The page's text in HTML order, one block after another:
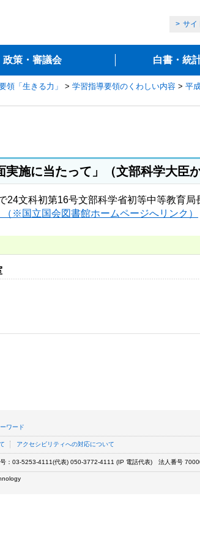
サイ
政策・審議会 白書・統
領「生きる力」 > 学習指導要領のくわしい内容 > 平
実施に当たって」（文部科学大臣
文科初第16号文部科学省初等中等教育局
※国立国会図書館ホームページへリンク）
ワード
アクセシビリティへの対応について
：03-5253-4111(代表) 050-3772-4111 (IP 電話代表) 法人番号